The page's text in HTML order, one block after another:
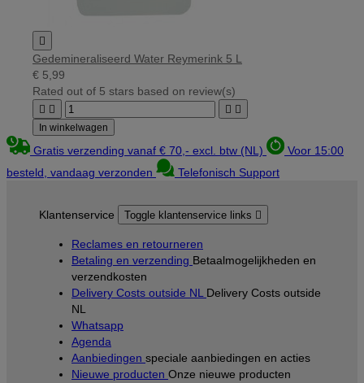

Gedemineraliseerd Water Reymerink 5 L
€ 5,99
Rated out of 5 stars based on review(s)
   
In winkelwagen
Gratis verzending vanaf € 70,- excl. btw (NL)
Voor 15:00
besteld, vandaag verzonden
Telefonisch Support
Klantenservice Toggle klantenservice links 
Reclames en retourneren
Betaling en verzending Betaalmogelijkheden en
verzendkosten
Delivery Costs outside NL Delivery Costs outside
NL
Whatsapp
Agenda
Aanbiedingen speciale aanbiedingen en acties
Nieuwe producten Onze nieuwe producten